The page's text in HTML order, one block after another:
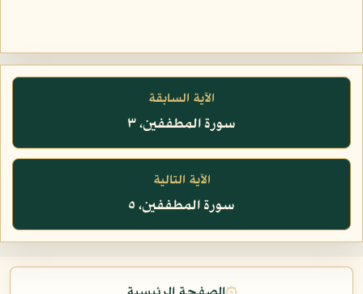
الآية السابقة
سورة المطففين، ٣
الآية التالية
سورة المطففين، ٥